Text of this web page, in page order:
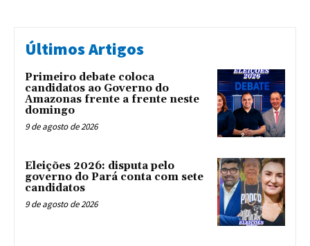
Últimos Artigos
Primeiro debate coloca
candidatos ao Governo do
Amazonas frente a frente neste
domingo
9 de agosto de 2026
Eleições 2026: disputa pelo
governo do Pará conta com sete
candidatos
9 de agosto de 2026